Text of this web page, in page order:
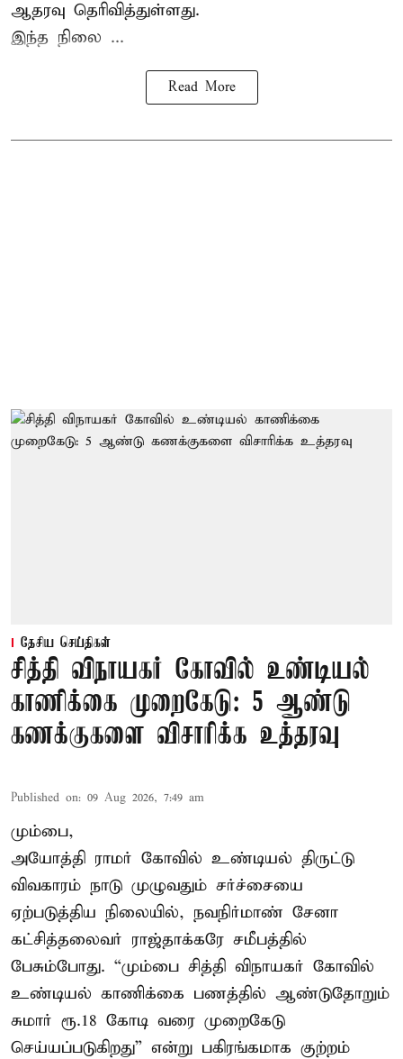
ஆதரவு தெரிவித்துள்ளது.
இந்த நிலை ...
Read More
தேசிய செய்திகள்
சித்தி விநாயகர் கோவில் உண்டியல்
காணிக்கை முறைகேடு: 5 ஆண்டு
கணக்குகளை விசாரிக்க உத்தரவு
Published on: 09 Aug 2026, 7:49 am
மும்பை,
அயோத்தி ராமர் கோவில் உண்டியல் திருட்டு
விவகாரம் நாடு முழுவதும் சர்ச்சையை
ஏற்படுத்திய நிலையில், நவநிர்மாண் சேனா
கட்சித்தலைவர் ராஜ்தாக்கரே சமீபத்தில்
பேசும்போது. “மும்பை சித்தி விநாயகர் கோவில்
உண்டியல் காணிக்கை பணத்தில் ஆண்டுதோறும்
சுமார் ரூ.18 கோடி வரை முறைகேடு
செய்யப்படுகிறது” என்று பகிரங்கமாக குற்றம்